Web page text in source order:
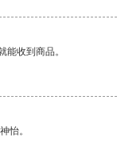
收到商品。
怡。